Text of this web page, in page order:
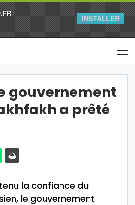
INSTALLER
gouvernement
a prêté
la confiance du
le gouvernement